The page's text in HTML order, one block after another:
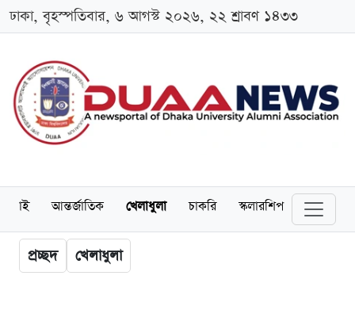
ঢাকা, বৃহস্পতিবার, ৬ আগস্ট ২০২৬, ২২ শ্রাবণ ১৪৩৩
আন্তর্জাতিক খেলাধুলা চাকরি স্কলারশিপ বিনোদন
প্রচ্ছদ খেলাধুলা